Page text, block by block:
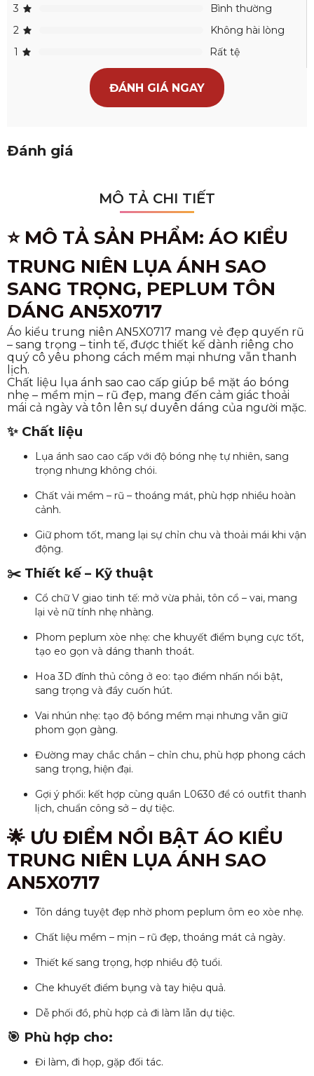
3
Bình thường
2
Không hài lòng
1
Rất tệ
ĐÁNH GIÁ NGAY
Đánh giá
MÔ TẢ CHI TIẾT
⭐ MÔ TẢ SẢN PHẨM: ÁO KIỂU
TRUNG NIÊN LỤA ÁNH SAO
SANG TRỌNG, PEPLUM TÔN
DÁNG AN5X0717
Áo kiểu trung niên AN5X0717 mang vẻ đẹp quyến rũ
– sang trọng – tinh tế, được thiết kế dành riêng cho
quý cô yêu phong cách mềm mại nhưng vẫn thanh
lịch.
Chất liệu lụa ánh sao cao cấp giúp bề mặt áo bóng
nhẹ – mềm mịn – rũ đẹp, mang đến cảm giác thoải
mái cả ngày và tôn lên sự duyên dáng của người mặc.
✨ Chất liệu
Lụa ánh sao cao cấp với độ bóng nhẹ tự nhiên, sang
trọng nhưng không chói.
Chất vải mềm – rũ – thoáng mát, phù hợp nhiều hoàn
cảnh.
Giữ phom tốt, mang lại sự chỉn chu và thoải mái khi vận
động.
✂️ Thiết kế – Kỹ thuật
Cổ chữ V giao tinh tế: mở vừa phải, tôn cổ – vai, mang
lại vẻ nữ tính nhẹ nhàng.
Phom peplum xòe nhẹ: che khuyết điểm bụng cực tốt,
tạo eo gọn và dáng thanh thoát.
Hoa 3D đính thủ công ở eo: tạo điểm nhấn nổi bật,
sang trọng và đầy cuốn hút.
Vai nhún nhẹ: tạo độ bồng mềm mại nhưng vẫn giữ
phom gọn gàng.
Đường may chắc chắn – chỉn chu, phù hợp phong cách
sang trọng, hiện đại.
Gợi ý phối: kết hợp cùng quần L0630 để có outfit thanh
lịch, chuẩn công sở – dự tiệc.
🌟 ƯU ĐIỂM NỔI BẬT ÁO KIỂU
TRUNG NIÊN LỤA ÁNH SAO
AN5X0717
Tôn dáng tuyệt đẹp nhờ phom peplum ôm eo xòe nhẹ.
Chất liệu mềm – mịn – rũ đẹp, thoáng mát cả ngày.
Thiết kế sang trọng, hợp nhiều độ tuổi.
Che khuyết điểm bụng và tay hiệu quả.
Dễ phối đồ, phù hợp cả đi làm lẫn dự tiệc.
🎯 Phù hợp cho:
Đi làm, đi họp, gặp đối tác.